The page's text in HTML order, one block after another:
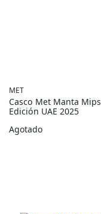
MET
Casco Met Manta Mips
Edición UAE 2025
Agotado